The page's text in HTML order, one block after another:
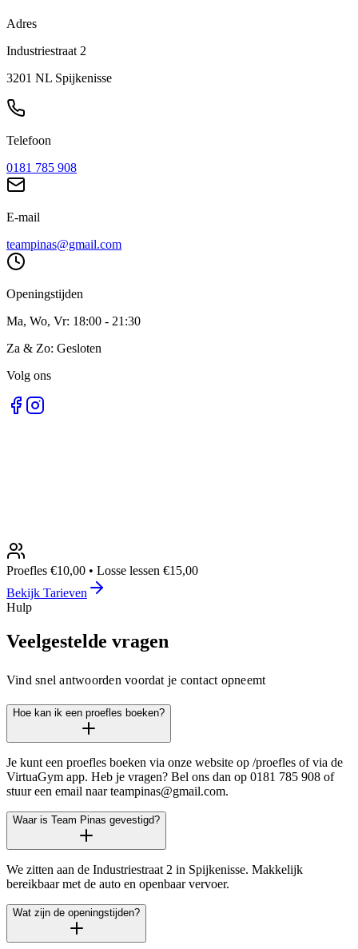
Adres
Industriestraat 2
3201 NL Spijkenisse
Telefoon
0181 785 908
E-mail
teampinas@gmail.com
Openingstijden
Ma, Wo, Vr: 18:00 - 21:30
Za & Zo: Gesloten
Volg ons
Proefles €10,00 • Losse lessen €15,00
Bekijk Tarieven
Hulp
Veelgestelde vragen
Vind snel antwoorden voordat je contact opneemt
Hoe kan ik een proefles boeken?
Je kunt een proefles boeken via onze website op /proefles of via de
VirtuaGym app. Heb je vragen? Bel ons dan op 0181 785 908 of
stuur een email naar teampinas@gmail.com.
Waar is Team Pinas gevestigd?
We zitten aan de Industriestraat 2 in Spijkenisse. Makkelijk
bereikbaar met de auto en openbaar vervoer.
Wat zijn de openingstijden?